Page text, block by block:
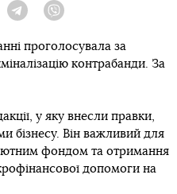
Telegram
проголосувала за
контрабанди. За
у яку внесли правки,
бізнесу. Він важливий для
фондом та отримання
допомоги на